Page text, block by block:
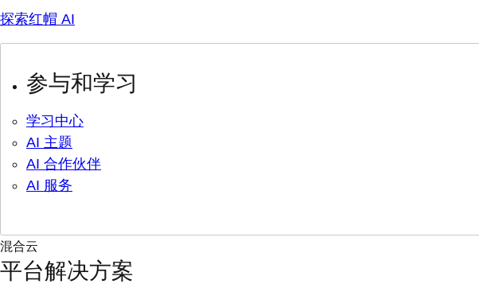
探索红帽 AI
参与和学习
学习中心
AI 主题
AI 合作伙伴
AI 服务
混合云
平台解决方案